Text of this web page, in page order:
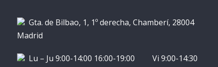
Gta. de Bilbao, 1, 1º derecha, Chamberí, 28004
Madrid
Lu – Ju 9:00-14:00 16:00-19:00 Vi 9:00-14:30